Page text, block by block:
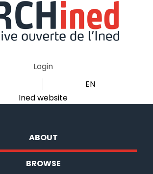
Login
EN
Ined website
ABOUT
BROWSE